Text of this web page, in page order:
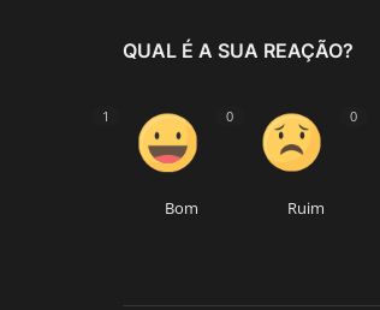
QUAL É A SUA REAÇÃO?
1
Bom
0
Ruim
0